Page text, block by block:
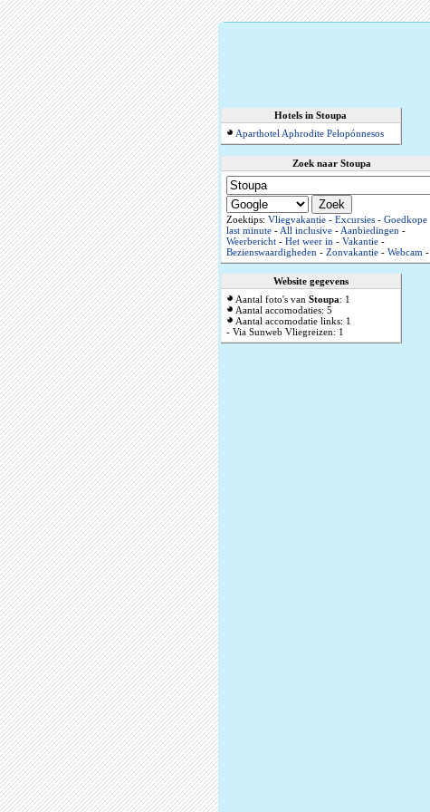
Hotels in Stoupa
Aparthotel Aphrodite Pelopónnesos
Zoek naar Stoupa
Zoektips: Vliegvakantie- Excursies- Goedkope
last minute-All inclusive-Aanbiedingen-
Weerbericht- Het weer in- Vakantie-
Bezienswaardigheden- Zonvakantie- Webcam-
Website gegevens
Aantal foto's van Stoupa: 1
Aantal accomodaties: 5
Aantal accomodatie links: 1
- Via Sunweb Vliegreizen: 1